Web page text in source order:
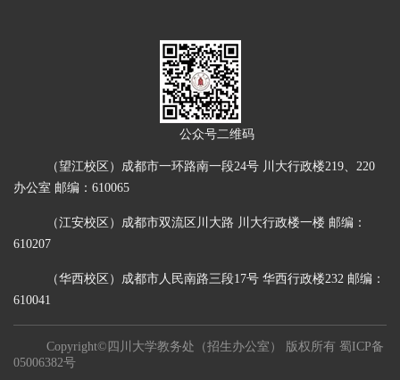
公众号二维码
（望江校区）成都市一环路南一段24号 川大行政楼219、220
办公室 邮编：610065
（江安校区）成都市双流区川大路 川大行政楼一楼 邮编：
610207
（华西校区）成都市人民南路三段17号 华西行政楼232 邮编：
610041
Copyright©四川大学教务处（招生办公室） 版权所有蜀ICP备
05006382号